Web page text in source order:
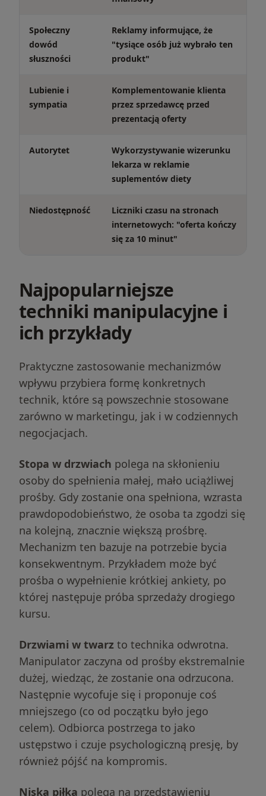
Społeczny
dowód
słuszności
Reklamy informujące, że
"tysiące osób już wybrało ten
produkt"
Lubienie i
sympatia
Komplementowanie klienta
przez sprzedawcę przed
prezentacją oferty
Autorytet
Wykorzystywanie wizerunku
lekarza w reklamie
suplementów diety
Niedostępność
Liczniki czasu na stronach
internetowych: "oferta kończy
się za 10 minut"
Najpopularniejsze
techniki manipulacyjne i
ich przykłady
Praktyczne zastosowanie mechanizmów
wpływu przybiera formę konkretnych
technik, które są powszechnie stosowane
zarówno w marketingu, jak i w codziennych
negocjacjach.
Stopa w drzwiach polega na skłonieniu
osoby do spełnienia małej, mało uciążliwej
prośby. Gdy zostanie ona spełniona, wzrasta
prawdopodobieństwo, że osoba ta zgodzi się
na kolejną, znacznie większą prośbrę.
Mechanizm ten bazuje na potrzebie bycia
konsekwentnym. Przykładem może być
prośba o wypełnienie krótkiej ankiety, po
której następuje próba sprzedaży drogiego
kursu.
Drzwiami w twarz to technika odwrotna.
Manipulator zaczyna od prośby ekstremalnie
dużej, wiedząc, że zostanie ona odrzucona.
Następnie wycofuje się i proponuje coś
mniejszego (co od początku było jego
celem). Odbiorca postrzega to jako
ustępstwo i czuje psychologiczną presję, by
również pójść na kompromis.
Niska piłka polega na przedstawieniu